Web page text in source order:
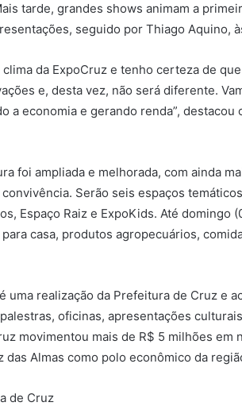
tarde, grandes shows animam a
seguido por Thiago Aquino,
clima da ExpoCruz e tenho certeza de
e, desta vez, não será diferente.
a economia e gerando renda”,
foi ampliada e melhorada, com ainda
Serão seis espaços
Espaço Raiz e ExpoKids. Até
casa, produtos agropecuários,
uma realização da Prefeitura de Cruz e
oficinas, apresentações
movimentou mais de R$ 5 milhões
das Almas como polo econômico da
de Cruz